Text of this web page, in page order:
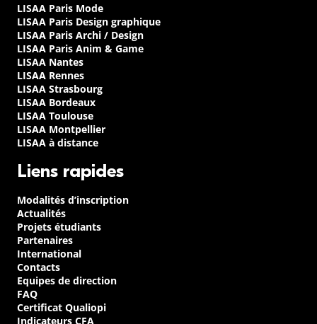
LISAA Paris Mode
LISAA Paris Design graphique
LISAA Paris Archi / Design
LISAA Paris Anim & Game
LISAA Nantes
LISAA Rennes
LISAA Strasbourg
LISAA Bordeaux
LISAA Toulouse
LISAA Montpellier
LISAA à distance
Liens rapides
Modalités d’inscription
Actualités
Projets étudiants
Partenaires
International
Contacts
Equipes de direction
FAQ
Certificat Qualiopi
Indicateurs CFA